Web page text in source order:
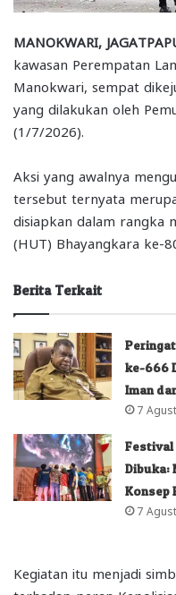
MANOKWARI,
kawasan Perempatan
Manokwari, sempat
yang dilakukan oleh
(1/7/2026).
Aksi yang awalnya
tersebut ternyata
disiapkan dalam rangka
(HUT) Bhayangkara ke-
Berita Terkait
ke-666
Iman
7
Festival
Dibuka:
Konsep
7
Kegiatan itu menjadi